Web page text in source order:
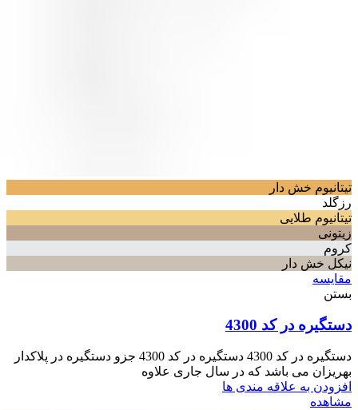
تیتانیوم خش دار
رزگلد
تیتانیوم طلایی
زیتونی
کروم
نیکل خش دار
مقایسه
بستن
دستگیره در کد 4300
دستگیره در کد 4300 دستگیره در کد 4300 جزو دستگیره در پلاکدار
بهریزان می باشد که در سال جاری علاوه
افزودن به علاقه مندی ها
مشاهده